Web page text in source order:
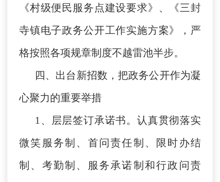
《村级便民服务点建设要求》、《三封
寺镇电子政务公开工作实施方案》，严
格按照各项规章制度不越雷池半步。
四、出台新招数，把政务公开作为凝
心聚力的重要举措
1、层层签订承诺书。认真贯彻落实
微笑服务制、首问责任制、限时办结
制、考勤制、服务承诺制和行政问责